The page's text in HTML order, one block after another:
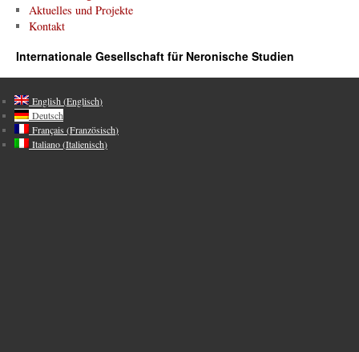
Aktuelles und Projekte
Kontakt
Internationale Gesellschaft für Neronische Studien
English (Englisch)
Deutsch
Français (Französisch)
Italiano(Italienisch)